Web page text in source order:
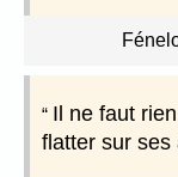
Il ne faut
flatter sur ses